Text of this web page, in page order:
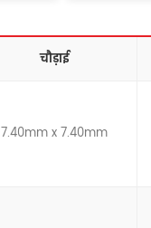
चौड़ाई
7.40mm x 7.40mm